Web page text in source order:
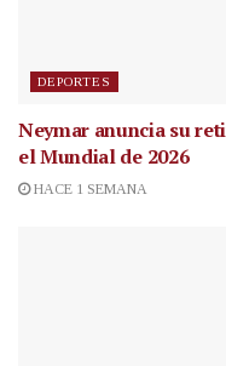
DEPORTES
Neymar anuncia su
el Mundial de 2026
HACE 1 SEMANA